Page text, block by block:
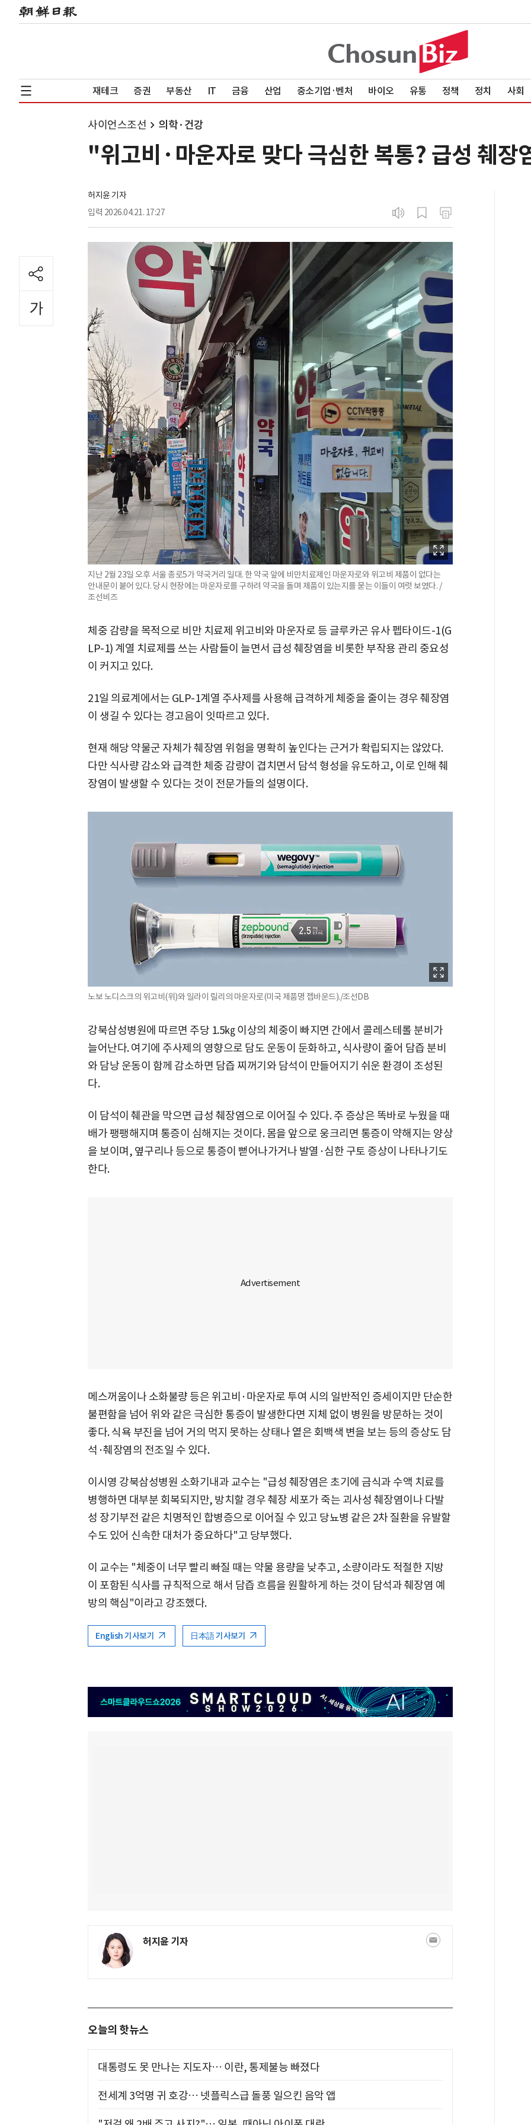
재테크 증권 부동산 IT 금융 산업 중소기업·벤처 바이오 유통 정책 정치 사회
사이언스조선 의학·건강
"위고비·마운자로 맞다 극심한 복통? 급성 췌장
허지윤 기자
입력 2026.04.21. 17:27
지난 2월 23일 오후 서울 종로5가 약국거리 일대. 한 약국 앞에 비만치료제인 마운자로와 위고비 제품이 없다는
안내문이 붙어 있다. 당시 현장에는 마운자로를 구하려 약국을 돌며 제품이 있는지를 묻는 이들이 여럿 보였다. /
조선비즈
체중 감량을 목적으로 비만 치료제 위고비와 마운자로 등 글루카곤 유사 펩타이드-1(G
LP-1) 계열 치료제를 쓰는 사람들이 늘면서 급성 췌장염을 비롯한 부작용 관리 중요성
이 커지고 있다.
21일 의료계에서는 GLP-1계열 주사제를 사용해 급격하게 체중을 줄이는 경우 췌장염
이 생길 수 있다는 경고음이 잇따르고 있다.
현재 해당 약물군 자체가 췌장염 위험을 명확히 높인다는 근거가 확립되지는 않았다.
다만 식사량 감소와 급격한 체중 감량이 겹치면서 담석 형성을 유도하고, 이로 인해 췌
장염이 발생할 수 있다는 것이 전문가들의 설명이다.
노보 노디스크의 위고비(위)와 일라이 릴리의 마운자로(미국 제품명 젭바운드)./조선DB
강북삼성병원에 따르면 주당 1.5㎏ 이상의 체중이 빠지면 간에서 콜레스테롤 분비가
늘어난다. 여기에 주사제의 영향으로 담도 운동이 둔화하고, 식사량이 줄어 담즙 분비
와 담낭 운동이 함께 감소하면 담즙 찌꺼기와 담석이 만들어지기 쉬운 환경이 조성된
다.
이 담석이 췌관을 막으면 급성 췌장염으로 이어질 수 있다. 주 증상은 똑바로 누웠을 때
배가 팽팽해지며 통증이 심해지는 것이다. 몸을 앞으로 웅크리면 통증이 약해지는 양상
을 보이며, 옆구리나 등으로 통증이 뻗어나가거나 발열·심한 구토 증상이 나타나기도
한다.
메스꺼움이나 소화불량 등은 위고비·마운자로 투여 시의 일반적인 증세이지만 단순한
불편함을 넘어 위와 같은 극심한 통증이 발생한다면 지체 없이 병원을 방문하는 것이
좋다. 식욕 부진을 넘어 거의 먹지 못하는 상태나 옅은 회백색 변을 보는 등의 증상도 담
석·췌장염의 전조일 수 있다.
이시영 강북삼성병원 소화기내과 교수는 "급성 췌장염은 초기에 금식과 수액 치료를
병행하면 대부분 회복되지만, 방치할 경우 췌장 세포가 죽는 괴사성 췌장염이나 다발
성 장기부전 같은 치명적인 합병증으로 이어질 수 있고 당뇨병 같은 2차 질환을 유발할
수도 있어 신속한 대처가 중요하다"고 당부했다.
이 교수는 "체중이 너무 빨리 빠질 때는 약물 용량을 낮추고, 소량이라도 적절한 지방
이 포함된 식사를 규칙적으로 해서 담즙 흐름을 원활하게 하는 것이 담석과 췌장염 예
방의 핵심"이라고 강조했다.
English 기사보기 日本語 기사보기
허지윤 기자
오늘의 핫뉴스
대통령도 못 만나는 지도자… 이란, 통제불능 빠졌다
전세계 3억명 귀 호강… 넷플릭스급 돌풍 일으킨 음악 앱